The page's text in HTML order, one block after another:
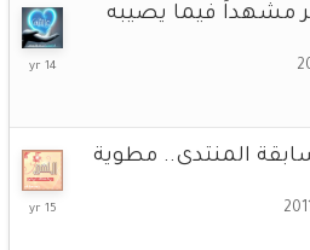
مشهداً فيما يصيبه
18
المنتدى.. مطوية